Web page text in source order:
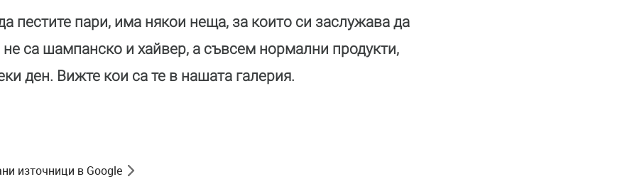
пестите пари, има някои неща, за които си заслужава да
не са шампанско и хайвер, а съвсем нормални продукти,
ден. Вижте кои са те в нашата галерия.
източници в Google